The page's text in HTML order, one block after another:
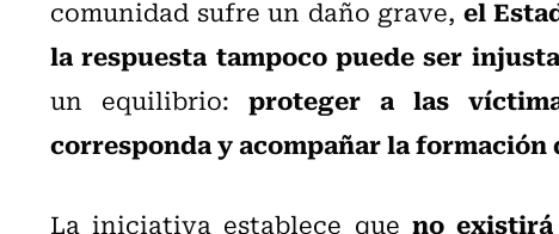
comunidad sufre un daño grave, el
la respuesta tampoco puede ser
un equilibrio:proteger a las
corresponda y acompañar la formación
La iniciativa establece que no